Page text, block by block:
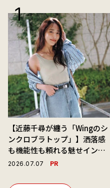
【近藤千尋が纏う「Wingのシ
ンクロブラトップ」】洒落感
も機能性も頼れる魅せインナ
ーで毎日を心地よくアプデ！
2026.07.07 PR